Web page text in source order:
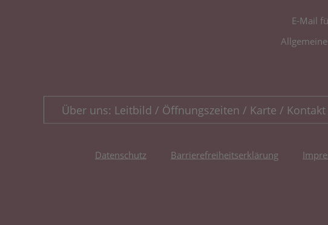
E-Mail
Über uns: Leitbild / Öffnungszeiten / Karte / Kontakt
Datenschutz Barrierefreiheitserklärung